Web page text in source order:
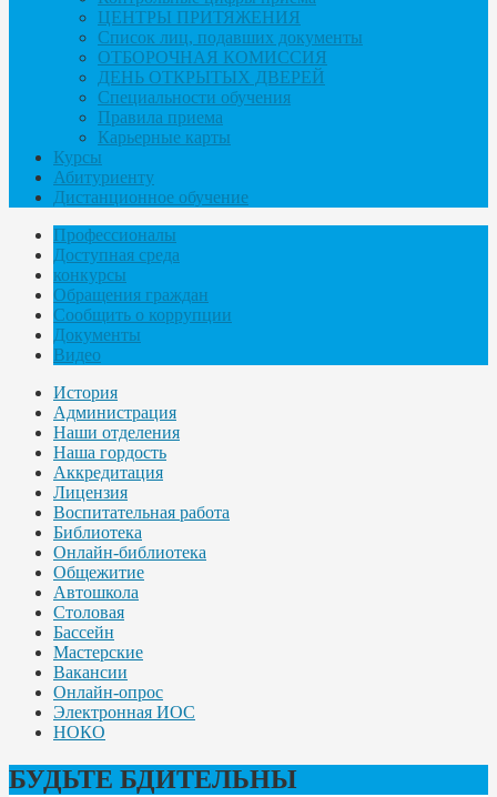
ЦЕНТРЫ ПРИТЯЖЕНИЯ
Список лиц, подавших документы
ОТБОРОЧНАЯ КОМИССИЯ
ДЕНЬ ОТКРЫТЫХ ДВЕРЕЙ
Специальности обучения
Правила приема
Карьерные карты
Курсы
Абитуриенту
Дистанционное обучение
Профессионалы
Доступная среда
конкурсы
Обращения граждан
Сообщить о коррупции
Документы
Видео
История
Администрация
Наши отделения
Наша гордость
Аккредитация
Лицензия
Воспитательная работа
Библиотека
Онлайн-библиотека
Общежитие
Автошкола
Столовая
Бассейн
Мастерские
Вакансии
Онлайн-опрос
Электронная ИОС
НОКО
БУДЬТЕ БДИТЕЛЬНЫ